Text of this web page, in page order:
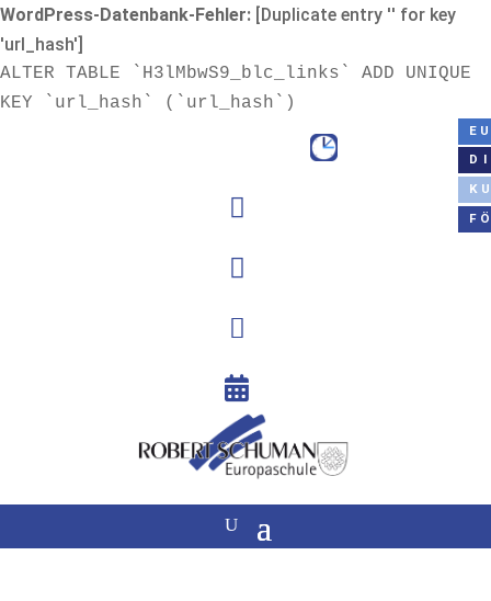
WordPress-Datenbank-Fehler: [Duplicate entry '' for key
'url_hash']
ALTER TABLE `H3lMbwS9_blc_links` ADD UNIQUE
KEY `url_hash` (`url_hash`)



